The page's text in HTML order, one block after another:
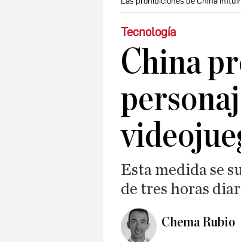
Tecnología
China
Esta medida se
de tres horas
Chema Rubio